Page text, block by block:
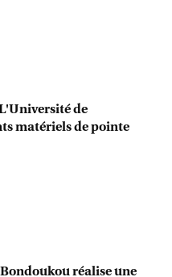
de
matériels de pointe
réalise une